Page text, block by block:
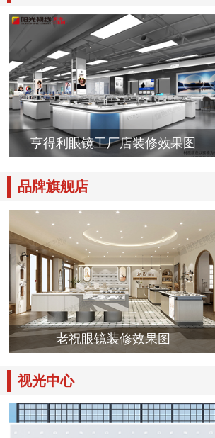
亨得利眼镜工厂店装修效果图
品牌旗舰店
老祝眼镜装修效果图
视光中心